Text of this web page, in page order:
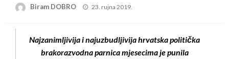
Biram DOBRO
Posted
23. rujna 2019.
Najzanimljivija i najuzbudljivija hrvatska politička
brakorazvodna parnica mjesecima je punila